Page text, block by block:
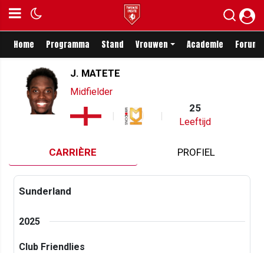
Home Programma Stand Vrouwen Academie Forum
J. MATETE
Midfielder
25
Leeftijd
CARRIÈRE PROFIEL
Sunderland
2025
Club Friendlies